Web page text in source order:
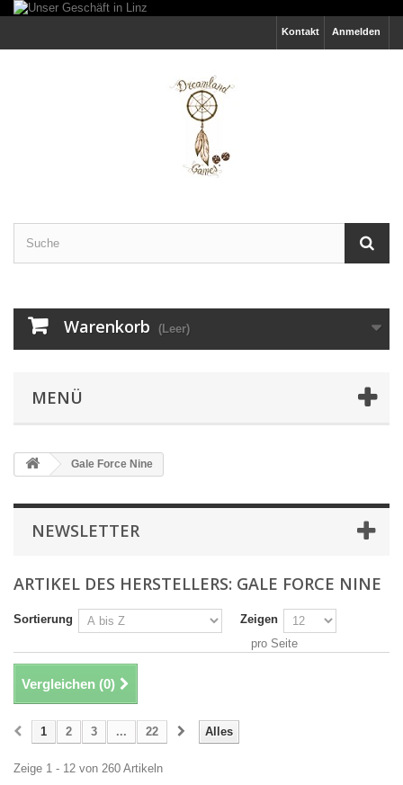
Anmelden
Kontakt
Warenkorb (Leer)
MENÜ
Gale Force Nine
NEWSLETTER
ARTIKEL DES HERSTELLERS: GALE FORCE NINE
Sortierung
Zeigen
pro Seite
Vergleichen (0)
Alles
1 2 3 ... 22
Zeige 1 - 12 von 260 Artikeln